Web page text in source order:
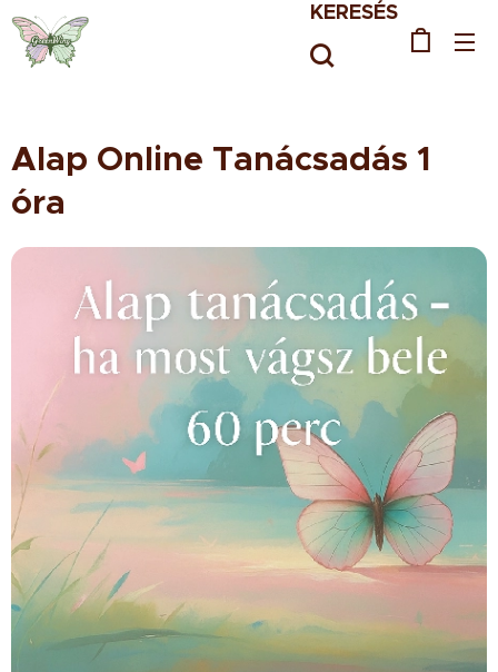
KERESÉS
Alap Online Tanácsadás 1
óra